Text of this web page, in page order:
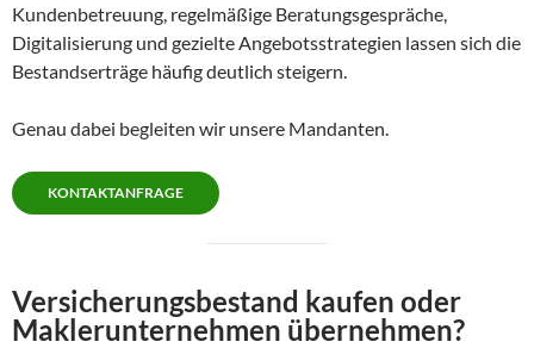
Kundenbetreuung, regelmäßige Beratungsgespräche,
Digitalisierung und gezielte Angebotsstrategien lassen sich die
Bestandserträge häufig deutlich steigern.
Genau dabei begleiten wir unsere Mandanten.
KONTAKTANFRAGE
Versicherungsbestand kaufen oder
Maklerunternehmen übernehmen?